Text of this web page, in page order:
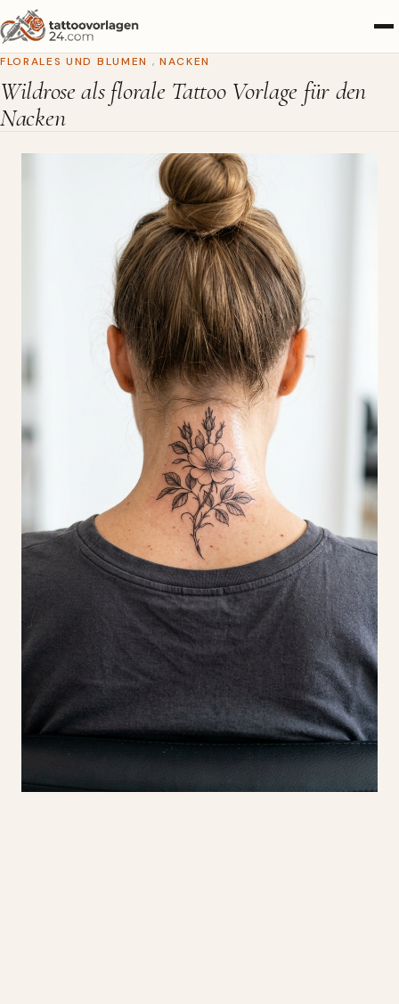
FLORALES UND BLUMEN , NACKEN
Wildrose als florale Tattoo Vorlage für den
Nacken